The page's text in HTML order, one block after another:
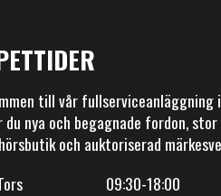
till vår fullserviceanläggning
nya och begagnade fordon, stor
och auktoriserad
Tors 09:30-18:00